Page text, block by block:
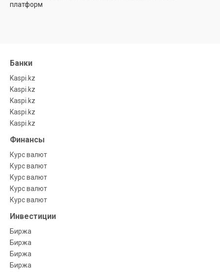
платформ
Банки
Kaspi.kz
Kaspi.kz
Kaspi.kz
Kaspi.kz
Kaspi.kz
Финансы
Курс валют
Курс валют
Курс валют
Курс валют
Курс валют
Инвестиции
Биржа
Биржа
Биржа
Биржа